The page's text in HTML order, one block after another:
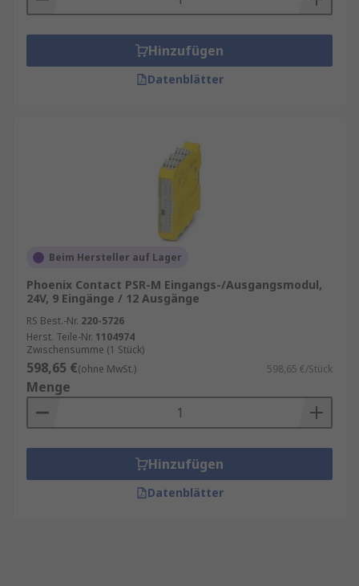
Hinzufügen
Datenblätter
Beim Hersteller auf Lager
Phoenix Contact PSR-M Eingangs-/Ausgangsmodul,
24V, 9 Eingänge / 12 Ausgänge
RS Best.-Nr. 220-5726
Herst. Teile-Nr. 1104974
Zwischensumme (1 Stück)
598,65 €(ohne MwSt.) 598,65 €/Stück
Menge
Hinzufügen
Datenblätter